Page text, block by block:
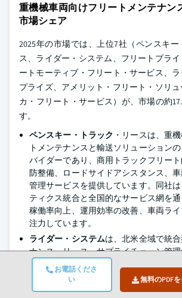
お電話くださ
い
無料のPDF
重機械車両向けフリートメンテナン
市場シェア
2025年の市場では、上位7社（ペンスキ
ス、ライダー・システム、フリートプラ
ートモーティブ・フリート・サービス、
プライズ、アメリット・フリート・ソリ
カ・フリート・サービス）が、市場の約
す。
ペンスキー・トラック ・リースは、重
トメンテナンスと輸送ソリューション
バイダーであり、商用トラックフリー
防整備、ロードサイドアシスタンス、
管理サービスを提供しています。同社
ティクス統合と全国的なサービス網を
稼働率向上、運用効率の改善、車両ラ
注力しています。
ライダー・システムは、北米全域で統
ナンス、リース、サプライチェーン管
ています。同社は、ダウンタイムの削減
ーマンスの最適化を目指し、予防・予測
グラム、モバイル修理サービス、コネク